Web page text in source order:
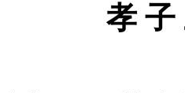
孝 子